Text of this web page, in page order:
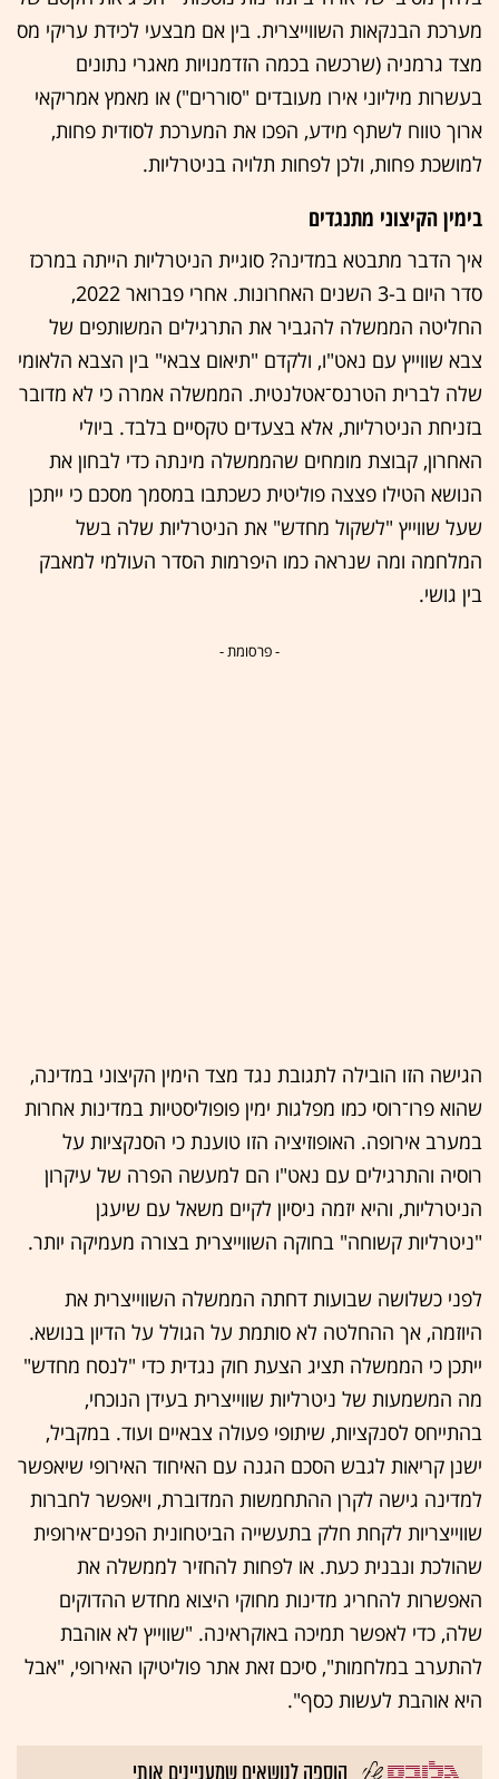
מערכת הבנקאות השווייצרית. בין אם מבצעי לכידת עריקי מס
מצד גרמניה (שרכשה בכמה הזדמנויות מאגרי נתונים
בעשרות מיליוני אירו מעובדים "סוררים") או מאמץ אמריקאי
ארוך טווח לשתף מידע, הפכו את המערכת לסודית פחות,
למושכת פחות, ולכן לפחות תלויה בניטרליות.
בימין הקיצוני מתנגדים
איך הדבר מתבטא במדינה? סוגיית הניטרליות הייתה במרכז
סדר היום ב-3 השנים האחרונות. אחרי פברואר 2022,
החליטה הממשלה להגביר את התרגילים המשותפים של
צבא שווייץ עם נאט"ו, ולקדם "תיאום צבאי" בין הצבא הלאומי
שלה לברית הטרנס־אטלנטית. הממשלה אמרה כי לא מדובר
בזניחת הניטרליות, אלא בצעדים טקסיים בלבד. ביולי
האחרון, קבוצת מומחים שהממשלה מינתה כדי לבחון את
הנושא הטילו פצצה פוליטית כשכתבו במסמך מסכם כי ייתכן
שעל שווייץ "לשקול מחדש" את הניטרליות שלה בשל
המלחמה ומה שנראה כמו היפרמות הסדר העולמי למאבק
בין גושי.
- פרסומת -
הגישה הזו הובילה לתגובת נגד מצד הימין הקיצוני במדינה,
שהוא פרו־רוסי כמו מפלגות ימין פופוליסטיות במדינות אחרות
במערב אירופה. האופוזיציה הזו טוענת כי הסנקציות על
רוסיה והתרגילים עם נאט"ו הם למעשה הפרה של עיקרון
הניטרליות, והיא יזמה ניסיון לקיים משאל עם שיעגן
"ניטרליות קשוחה" בחוקה השווייצרית בצורה מעמיקה יותר.
לפני כשלושה שבועות דחתה הממשלה השווייצרית את
היוזמה, אך ההחלטה לא סותמת על הגולל על הדיון בנושא.
ייתכן כי הממשלה תציג הצעת חוק נגדית כדי "לנסח מחדש"
מה המשמעות של ניטרליות שווייצרית בעידן הנוכחי,
בהתייחס לסנקציות, שיתופי פעולה צבאיים ועוד. במקביל,
ישנן קריאות לגבש הסכם הגנה עם האיחוד האירופי שיאפשר
למדינה גישה לקרן ההתחמשות המדוברת, ויאפשר לחברות
שווייצריות לקחת חלק בתעשייה הביטחונית הפנים־אירופית
שהולכת ונבנית כעת. או לפחות להחזיר לממשלה את
האפשרות להחריג מדינות מחוקי היצוא מחדש ההדוקים
שלה, כדי לאפשר תמיכה באוקראינה. "שווייץ לא אוהבת
להתערב במלחמות", סיכם זאת אתר פוליטיקו האירופי, "אבל
היא אוהבת לעשות כסף".